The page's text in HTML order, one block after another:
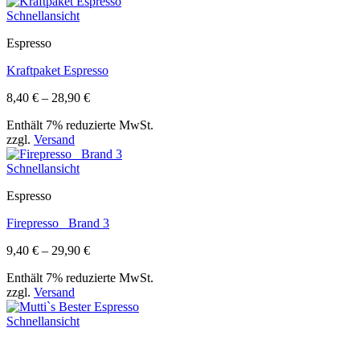
Schnellansicht
Espresso
Kraftpaket Espresso
8,40 € – 28,90 €Preisspanne:
bis
Enthält 7% reduzierte MwSt.
zzgl. Versand
Schnellansicht
Espresso
Firepresso_ Brand 3
9,40 € – 29,90 €Preisspanne:
bis
Enthält 7% reduzierte MwSt.
zzgl. Versand
Schnellansicht